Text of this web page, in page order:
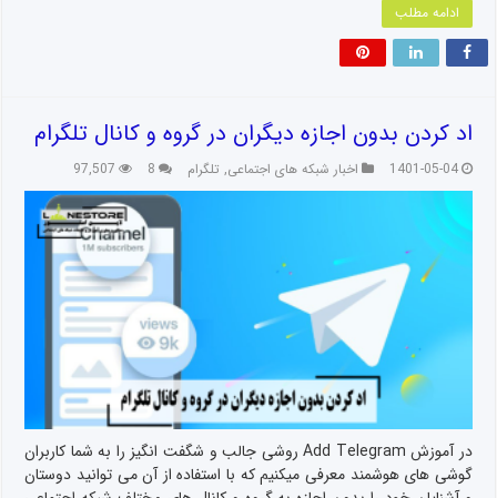
ادامه مطلب
اد کردن بدون اجازه دیگران در گروه و کانال تلگرام
1401-05-04 اخبار شبکه های اجتماعی, تلگرام 8
97,507
در آموزش Add Telegram روشی جالب و شگفت انگیز را به شما کاربران
گوشی های هوشمند معرفی میکنیم که با استفاده از آن می توانید دوستان